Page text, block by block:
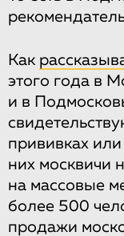
Как
этого года в
и в
прививках
них москвичи
на массовые
более 500
продажи